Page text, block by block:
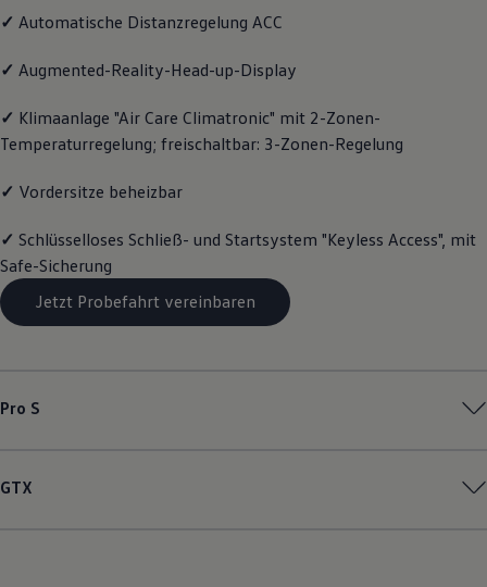
Motorenöl und Flüssigkeiten
Räder und Reifen
Economy Service
Zubehör
Modellspezifisches Zubehör
Schutz und Pflege
Entertainment und Elektronik
Wallbox und Ladekabel
Digitale Extras
Volkswagen Apps, Login und Shop
Handy und Fahrzeug verbinden
Updates für Software, Karten und Radio
✓ Automatische Distanzregelung ACC
✓ Augmented-Reality-Head-up-Display
✓ Klimaanlage "Air Care Climatronic" mit 2-Zonen-
Temperaturregelung; freischaltbar: 3-Zonen-Regelung
✓ Vordersitze beheizbar
✓ Schlüsselloses Schließ- und Startsystem "Keyless Access", mit
Safe-Sicherung
Jetzt Probefahrt vereinbaren
Pro S
GTX